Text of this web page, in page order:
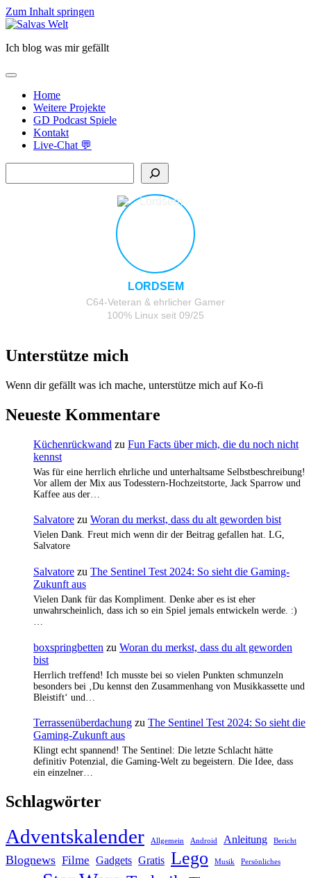
Zum Inhalt springen
Salvas
Ich blog was mir gefällt
open
primary
menu Home
Weitere Projekte
GD Podcast Spiele
Kontakt
Live-Chat 💬
LORDSEM
C64-Veteran & ehrlicher Gamer
100% Linux seit 09/25
Unterstütze mich
Wenn dir gefällt was ich mache, unterstütze mich auf Ko-fi
Neueste Kommentare
Küchenrückwand zu Fun Facts über mich, die du noch nicht
kennst
Was für eine herrlich ehrliche und unterhaltsame Selbstbeschreibung!
Vor allem der Mix aus Todesstern-Hochzeitstorte, Jack Sparrow und
Kaffee aus der…
Salvatore zu Woran du merkst, dass du alt geworden bist
Vielen Dank. Freut mich wenn dir der Beitrag gefallen hat. LG,
Salvatore
Salvatore zu The Sentinel Test 2024: So sieht die Gaming-
Zukunft aus
Vielen Dank für das Kompliment. Denke aber es ist eher
unwahrscheinlich, dass ich so ein Spiel jemals entwickeln werde. :)
boxspringbetten zu Woran du merkst, dass du alt geworden
bist
Herrlich treffend! Ich musste bei so vielen Punkten schmunzeln
besonders bei ‚Du kennst den Zusammenhang von Musikkassette und
Bleistift‘ und…
Terrassenüberdachung zu The Sentinel Test 2024: So sieht die
Gaming-Zukunft aus
Klingt echt spannend! The Sentinel: Die letzte Schlacht hätte
definitiv Potenzial, die Gaming-Welt zu begeistern. Die Idee, dass
ein einzelner…
Schlagwörter
Adventskalender Allgemein Android Anleitung Bericht
Blognews Filme Gadgets Gratis Lego Musik Persönliches